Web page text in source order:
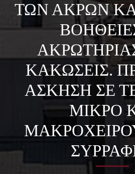
ΤΩΝ ΑΚΡΩΝ
ΚΑΚΩΣΕΙΣ.
ΑΣΚΗΣΗ ΣΕ
ΜΙΚΡΟ